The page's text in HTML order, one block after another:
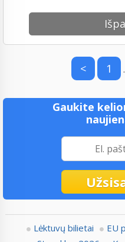
< 1
Gaukite
Lėktuvų bilietai EU